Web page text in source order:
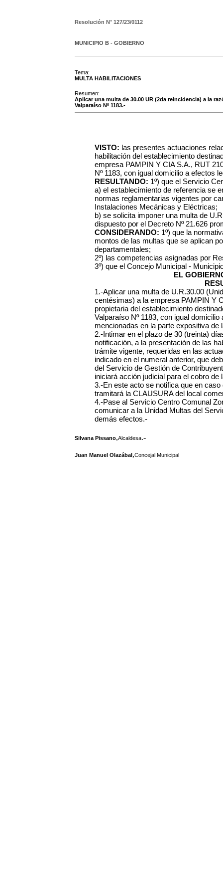
Resolución N° 127/23/0112
MUNICIPIO B - GOBIERNO
Tema:
MULTA HABILITACIONES
Resumen:
Aplicar una multa de 30.00 UR (2da reincidencia) a la
Valparaíso Nº 1183.-
VISTO: las presentes actuaciones
habilitación del establecimiento
empresa PAMPIN Y CIA S.A., RUT
Nº 1183, con igual domicilio a efectos
RESULTANDO: 1º) que el Servicio
a) el establecimiento de referencia se
normas reglamentarias vigentes por
Instalaciones Mecánicas y Eléctricas;
b) se solicita imponer una multa de
dispuesto por el Decreto Nº 21.626
CONSIDERANDO: 1º) que la
montos de las multas que se aplican
departamentales;
2º) las competencias asignadas por
3º) que el Concejo Municipal -
EL
1.-Aplicar una multa de U.R.30.00
centésimas) a la empresa PAMPIN Y
propietaria del establecimiento
Valparaíso Nº 1183, con igual
mencionadas en la parte expositiva de
2.-Intimar en el plazo de 30 (treinta)
notificación, a la presentación de las
trámite vigente, requeridas en las
indicado en el numeral anterior, que
del Servicio de Gestión de
iniciará acción judicial para el cobro de
3.-En este acto se notifica que en
tramitará la CLAUSURA del local
4.-Pase al Servicio Centro Comunal
comunicar a la Unidad Multas del
demás efectos.-
Silvana Pissano,Alcaldesa.-
Juan Manuel Olazábal,Concejal Municipal